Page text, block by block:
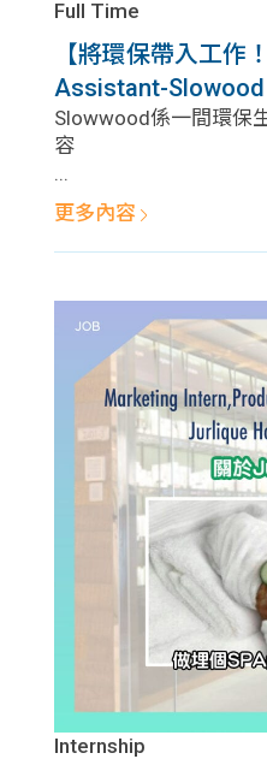
Full Time
【將環保帶入工作
Assistant-
Slowwood係一間環保
容
...
更多內容
Internship